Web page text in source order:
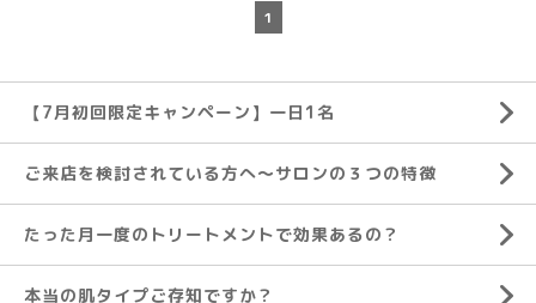
1
【7月初回限定キャンペーン】一日1名
ご来店を検討されている方へ～サロンの３つの特徴
たった月一度のトリートメントで効果あるの？
本当の肌タイプご存知ですか？